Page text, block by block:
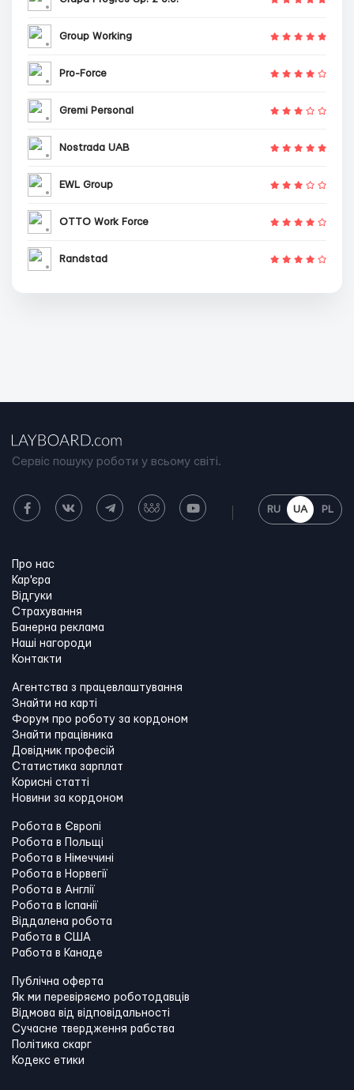
Group Working
Pro-Force
Gremi Personal
Nostrada UAB
EWL Group
OTTO Work Force
Randstad
Сервіс пошуку роботи у всьому світі.
RU UA PL
Про нас
Кар'єра
Відгуки
Страхування
Банерна реклама
Наші нагороди
Контакти
Агентства з працевлаштування
Знайти на карті
Форум про роботу за кордоном
Знайти працівника
Довідник професій
Статистика зарплат
Корисні статті
Новини за кордоном
Робота в Європі
Робота в Польщі
Робота в Німеччині
Робота в Норвегії
Робота в Англії
Робота в Іспанії
Віддалена робота
Работа в США
Работа в Канадe
Публічна оферта
Як ми перевіряємо роботодавців
Відмова від відповідальності
Сучасне твердження рабства
Політика скарг
Кодекс етики